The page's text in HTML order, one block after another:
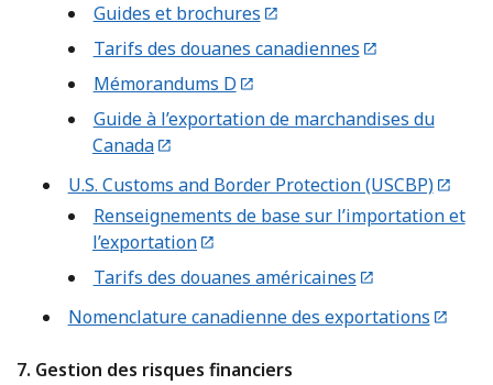
Guides et brochures
Tarifs des douanes canadiennes
Mémorandums D
Guide à l’exportation de marchandises du
Canada
U.S. Customs and Border Protection (USCBP)
Renseignements de base sur l’importation et
l’exportation
Tarifs des douanes américaines
Nomenclature canadienne des exportations
7. Gestion des risques financiers